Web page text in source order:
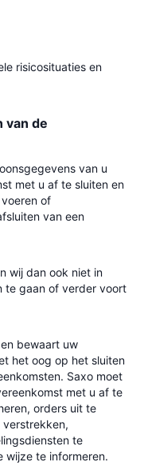
risicosituaties en
van de
van u
met u af te sluiten en
of
van een
wij dan ook niet in
te gaan of verder voort
bewaart uw
het oog op het sluiten
Saxo moet
met u af te
orders uit te
te
wijze te informeren.